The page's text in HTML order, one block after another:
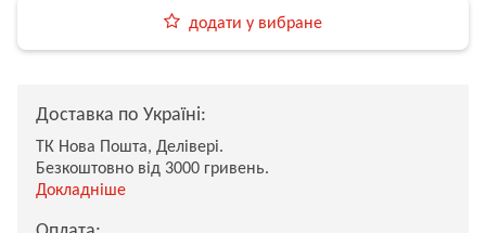
додати у вибране
Доставка по Україні:
ТК Нова Пошта, Делівері.
Безкоштовно від 3000 гривень.
Докладніше